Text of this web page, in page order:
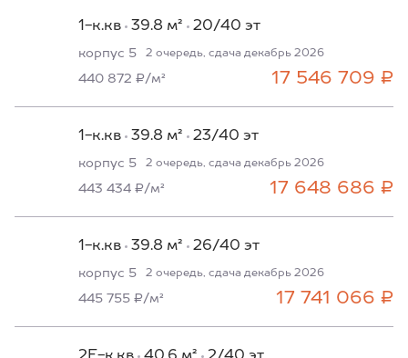
1-к.кв 39.8 м² 20/40 эт
корпус 5 2 очередь, сдача декабрь 2026
17 546 709 ₽
440 872 ₽/м²
1-к.кв 39.8 м² 23/40 эт
корпус 5 2 очередь, сдача декабрь 2026
17 648 686 ₽
443 434 ₽/м²
1-к.кв 39.8 м² 26/40 эт
корпус 5 2 очередь, сдача декабрь 2026
17 741 066 ₽
445 755 ₽/м²